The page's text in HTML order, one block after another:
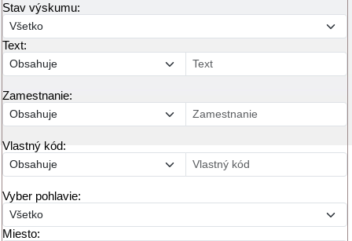
Stav výskumu:
Text:
Zamestnanie:
Vlastný kód:
Vyber pohlavie:
Miesto: